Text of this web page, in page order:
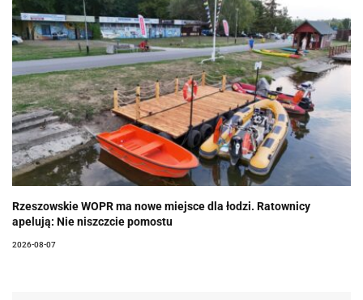
Rzeszowskie WOPR ma nowe miejsce dla łodzi. Ratownicy
apelują: Nie niszczcie pomostu
2026-08-07